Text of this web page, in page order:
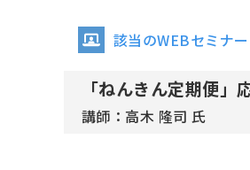
該当のWEBセミナ
「ねんきん定期便」
講師：高木 隆司 氏